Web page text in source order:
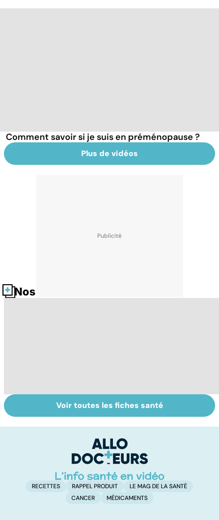
Comment savoir si je suis en préménopause ?
Plus de vidéos
Nos fiches santé
Narcolepsie : des
crises de
Bien dormir,
mais... sans
Voir toutes les fiches santé
RECETTES RAPPEL PRODUIT
LE MAG DE LA SANTÉ
CANCER
MÉDICAMENTS